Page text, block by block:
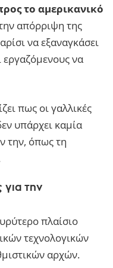
το αμερικανικό
απόρριψη της
να εξαναγκάσει
να
πως οι γαλλικές
υπάρχει καμία
την, όπως τη
την
πλαίσιο
τεχνολογικών
αρχών.